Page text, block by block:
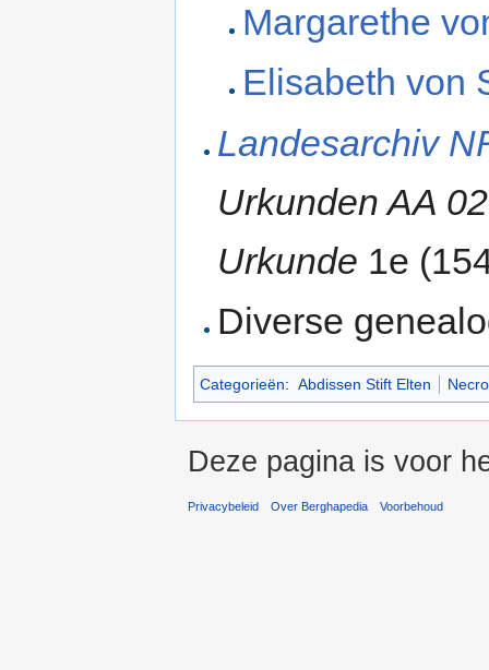
Margarethe
Elisabeth von
Landesarchiv
Urkunden AA
Urkunde 1e
Diverse
Categorieën: Abdissen Stift Elten
Deze pagina is voor
Privacybeleid Over Berghapedia Voorbehoud